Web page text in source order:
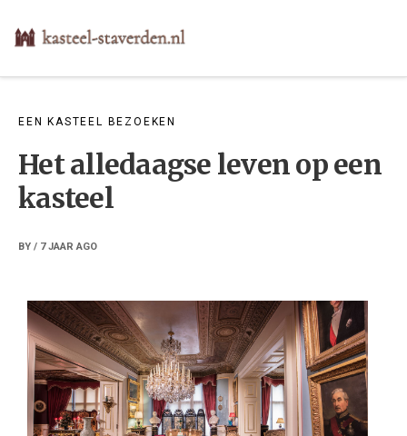
EEN KASTEEL BEZOEKEN
Het alledaagse leven op een
kasteel
BY / 7 JAAR AGO